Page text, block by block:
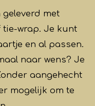
met
wrap. Je kunt
en al passen.
naar wens? Je
aangehecht
mogelijk om te